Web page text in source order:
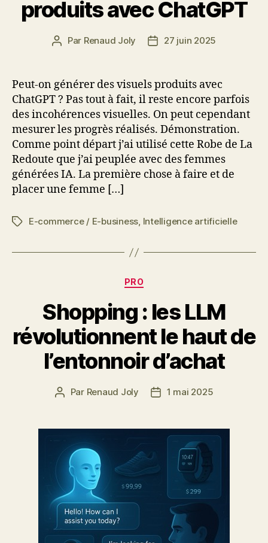
produits avec ChatGPT
Auteur
Par Renaud Joly
Date27 juin 2025
Peut-on générer des visuels produits avec
ChatGPT ? Pas tout à fait, il reste encore parfois
des incohérences visuelles. On peut cependant
mesurer les progrès réalisés. Démonstration.
Comme point départ j’ai utilisé cette Robe de La
Redoute que j’ai peuplée avec des femmes
générées IA. La première chose à faire et de
placer une femme […]
Étiquettes
E-commerce / E-business, Intelligence artificielle
Catégories
PRO
Shopping : les LLM
révolutionnent le haut de
l’entonnoir d’achat
Auteur
Par Renaud Joly
Date1 mai 2025